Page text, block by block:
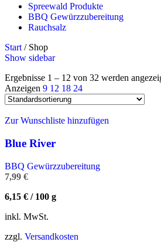
Spreewald Produkte
BBQ Gewürzzubereitung
Rauchsalz
Start / Shop
Show sidebar
Ergebnisse 1 – 12 von 32 werden
Anzeigen 9 12 18 24
Zur Wunschliste hinzufügen
Blue River
BBQ Gewürzzubereitung
7,99 €
6,15 € / 100 g
inkl. MwSt.
zzgl. Versandkosten